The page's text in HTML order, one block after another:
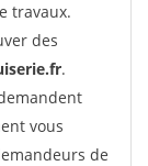
travaux.
des
.
vous
de